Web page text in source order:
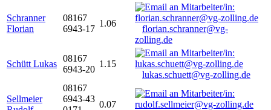
Schranner
Florian
08167
6943-17
1.06
florian.schranner@vg-
zolling.de
Schütt Lukas
08167
6943-20
1.15
lukas.schuett@vg-zolling.de
Sellmeier
08167
6943-43
0.07